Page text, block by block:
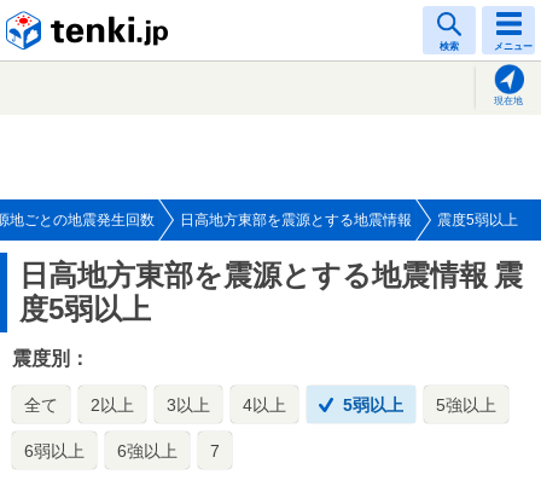
検索 メニュー
現在地
地ごとの地震発生回数 日高地方東部を震源とする地震情報 震度5弱以上
日高地方東部を震源とする地震情報 震
度5弱以上
震度別：
全て 2以上 3以上 4以上 5弱以上 5強以上
6弱以上 6強以上 7